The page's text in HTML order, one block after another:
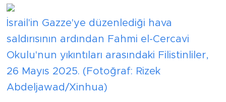
İsrail'in Gazze'ye düzenlediği hava
saldırısının ardından Fahmi el-Cercavi
Okulu'nun yıkıntıları arasındaki Filistinliler,
26 Mayıs 2025. (Fotoğraf: Rizek
Abdeljawad/Xinhua)